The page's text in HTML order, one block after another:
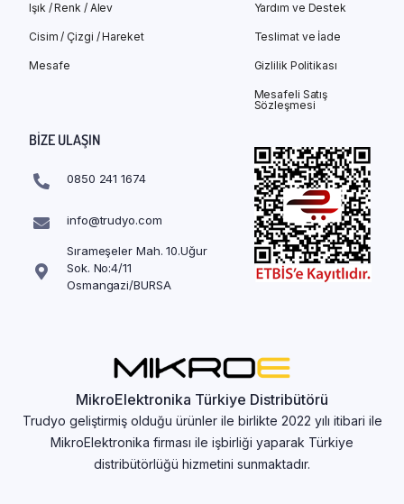
Işık / Renk / Alev
Cisim / Çizgi / Hareket
Mesafe
Yardım ve Destek
Teslimat ve İade
Gizlilik Politikası
Mesafeli Satış
Sözleşmesi
BIZE ULAŞIN
0850 241 1674
info@trudyo.com
Sırameşeler Mah. 10.Uğur
Sok. No:4/11
Osmangazi/BURSA
MikroElektronika Türkiye Distribütörü
Trudyo geliştirmiş olduğu ürünler ile birlikte 2022 yılı itibari ile
MikroElektronika firması ile işbirliği yaparak Türkiye
distribütörlüğü hizmetini sunmaktadır.